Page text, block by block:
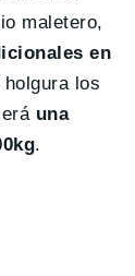
maletero,
en
los
una
.